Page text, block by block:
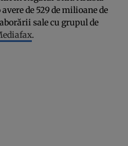
de 529 de milioane de
sale cu grupul de
.